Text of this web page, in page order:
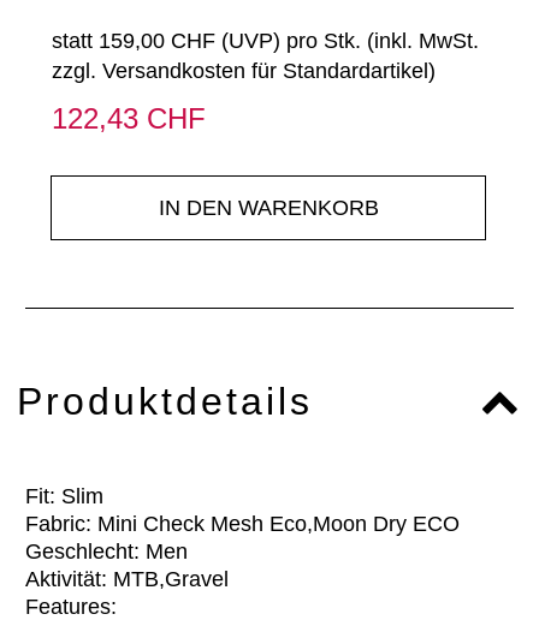
statt 159,00 CHF (UVP) pro Stk. (inkl. MwSt.
zzgl. Versandkosten für Standardartikel)
122,43 CHF
IN DEN WARENKORB
Produktdetails
Fit: Slim
Fabric: Mini Check Mesh Eco,Moon Dry ECO
Geschlecht: Men
Aktivität: MTB,Gravel
Features: